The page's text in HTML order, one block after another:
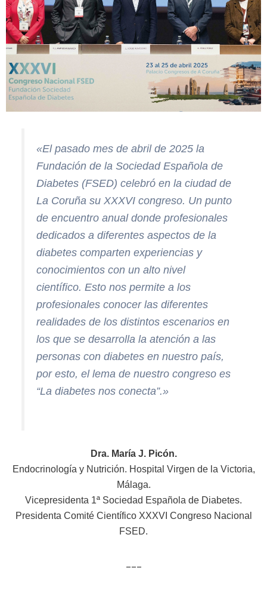
«El pasado mes de abril de 2025 la
Fundación de la Sociedad Española de
Diabetes (FSED) celebró en la ciudad de
La Coruña su XXXVI congreso. Un punto
de encuentro anual donde profesionales
dedicados a diferentes aspectos de la
diabetes comparten experiencias y
conocimientos con un alto nivel
científico. Esto nos permite a los
profesionales conocer las diferentes
realidades de los distintos escenarios en
los que se desarrolla la atención a las
personas con diabetes en nuestro país,
por esto, el lema de nuestro congreso es
“La diabetes nos conecta”.»
Dra. María J. Picón.
Endocrinología y Nutrición. Hospital Virgen de la Victoria,
Málaga.
Vicepresidenta 1ª Sociedad Española de Diabetes.
Presidenta Comité Científico XXXVI Congreso Nacional
FSED.